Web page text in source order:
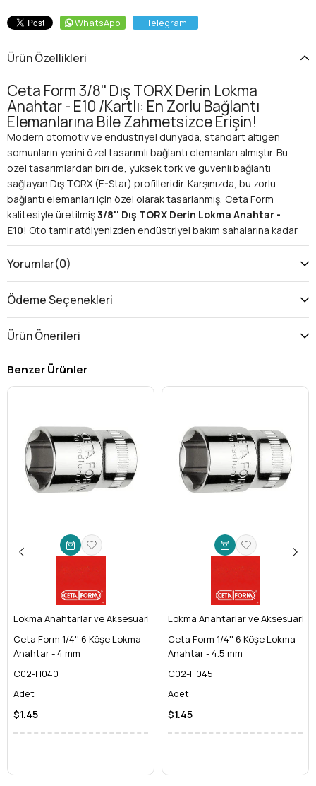
WhatsApp Telegram
Ürün Özellikleri
Ceta Form 3/8'' Dış TORX Derin Lokma
Anahtar - E10 /Kartlı: En Zorlu Bağlantı
Elemanlarına Bile Zahmetsizce Erişin!
Modern otomotiv ve endüstriyel dünyada, standart altıgen
somunların yerini özel tasarımlı bağlantı elemanları almıştır. Bu
özel tasarımlardan biri de, yüksek tork ve güvenli bağlantı
sağlayan Dış TORX (E-Star) profilleridir. Karşınızda, bu zorlu
bağlantı elemanları için özel olarak tasarlanmış, Ceta Form
kalitesiyle üretilmiş3/8'' Dış TORX Derin Lokma Anahtar -
E10! Oto tamir atölyenizden endüstriyel bakım sahalarına kadar
her alanda profesyonel yardımcınız olacak bu lokma anahtar,
kartlı ambalajıyla da kullanım kolaylığı sunar.
Anahtarı Vazgeçilmeziniz Olmalı?
Bu üstün kaliteli lokma anahtar, size sadece bir aletten fazlasını
İşte öne çıkan özellikleri:
anahtarlarınız, tork anahtarlarınız veya uzatma
çubuklarınızla mükemmel uyum sağlayarak geniş bir
motor, şanzıman, fren ve süspansiyon sistemlerinde
yaygın olarak kullanılan E10 dış TORX (E-Star) somun ve
cıvatalar için özel olarak tasarlanmıştır. Bu profil, bağlantı
elemanına tam oturur ve kayma riskini minimuma indirir.
Derin Lokma Yapısı:
Uzun saplı veya girintili, ulaşılması
yapısı sayesinde işinizi kesintiye uğratmadan
tamamlayabilirsiniz.
Yüksek Kaliteli Malzeme:
Dayanıklılığı ve korozyon
direncini maksimum seviyeye çıkaran özel olarak işlenmiş
Krom Vanadyum (Cr-V) çeliğinden
üretilmiştir. Bu
sayede, ağır kullanım koşullarına ve zorlu tork
uygulamalarına karşı üstün direnç gösterir.
Hassas İşçilik:
Her Ceta Form ürününde olduğu gibi, bu
Bağlantı elemanına tam oturarak yuva bozma riskini
ortadan kaldırır ve tork uygulamalarında en yüksek
verimliliği sağlar.
Her Profesyonelin Takım Çantasında Olması Gereken
Yorumlar(0)
Ödeme Seçenekleri
Ürün Önerileri
Benzer Ürünler
Lokma Anahtarlar ve Aksesuarları
Ceta Form 1/4'' 6 Köşe Lokma
Anahtar - 4 mm
C02-H040
Adet
$1.45
Lokma Anahtarlar ve Aksesuarları
Ceta Form 1/4'' 6 Köşe Lokma
Anahtar - 4.5 mm
C02-H045
Adet
$1.45